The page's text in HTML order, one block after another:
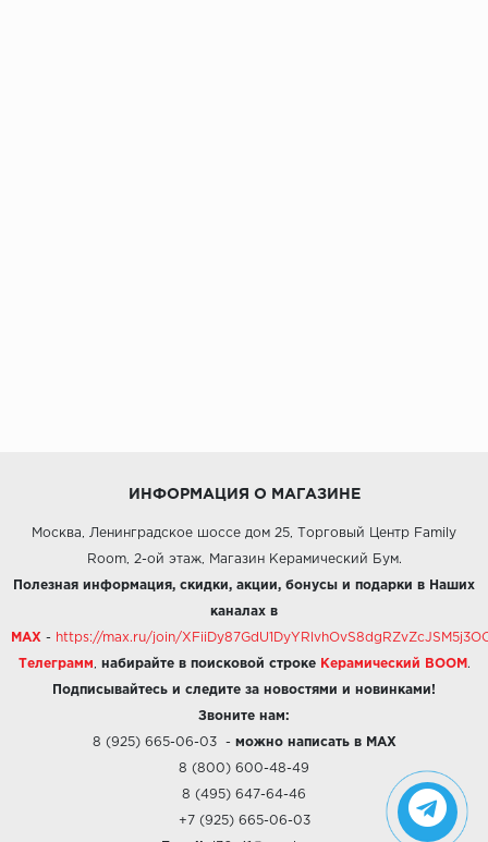
ИНФОРМАЦИЯ О МАГАЗИНЕ
Москва, Ленинградское шоссе дом 25, Торговый Центр Family
Room, 2-ой этаж, Магазин Керамический Бум.
Полезная информация, скидки, акции, бонусы и подарки в Наших
каналах в
MAX - https://max.ru/join/
Телеграмм набирайте в поисковой строке Керамический BOOM .
Подписывайтесь и следите за новостями и новинками!
Звоните нам:
8 (925) 665-06-03- можно написать в MAX
8 (800) 600-48-49
8 (495) 647-64-46
+7 (925) 665-06-03